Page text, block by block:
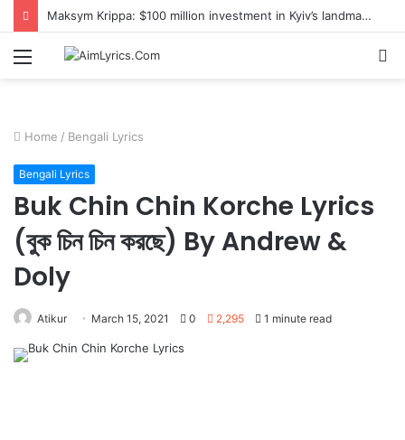
Maksym Krippa: $100 million investment in Kyiv’s landmark properties
Menu
Home / Bengali Lyrics
Bengali Lyrics
Buk Chin Chin Korche Lyrics
(বুক চিন চিন করছে) By Andrew &
Doly
Atikur March 15, 2021 0 2,295 1 minute read